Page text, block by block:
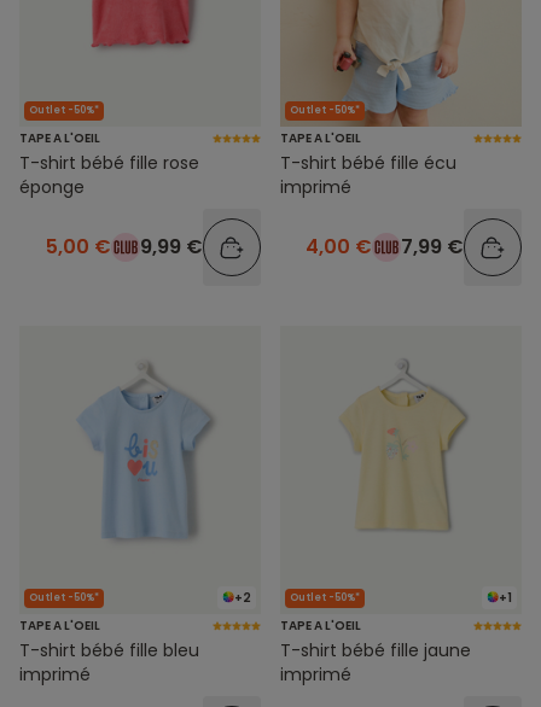
Outlet -50%*
TAPE A L'OEIL
T-shirt bébé fille rose
éponge
5,00 € 9,99 €
Outlet -50%*
TAPE A L'OEIL
T-shirt bébé fille écu
imprimé
4,00 € 7,99 €
+2
Outlet -50%*
TAPE A L'OEIL
T-shirt bébé fille bleu
imprimé
+1
Outlet -50%*
TAPE A L'OEIL
T-shirt bébé fille jaune
imprimé